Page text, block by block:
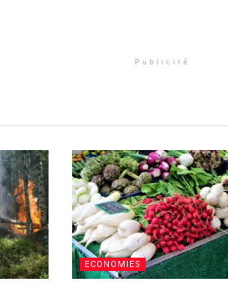
Publicité
ECONOMIES